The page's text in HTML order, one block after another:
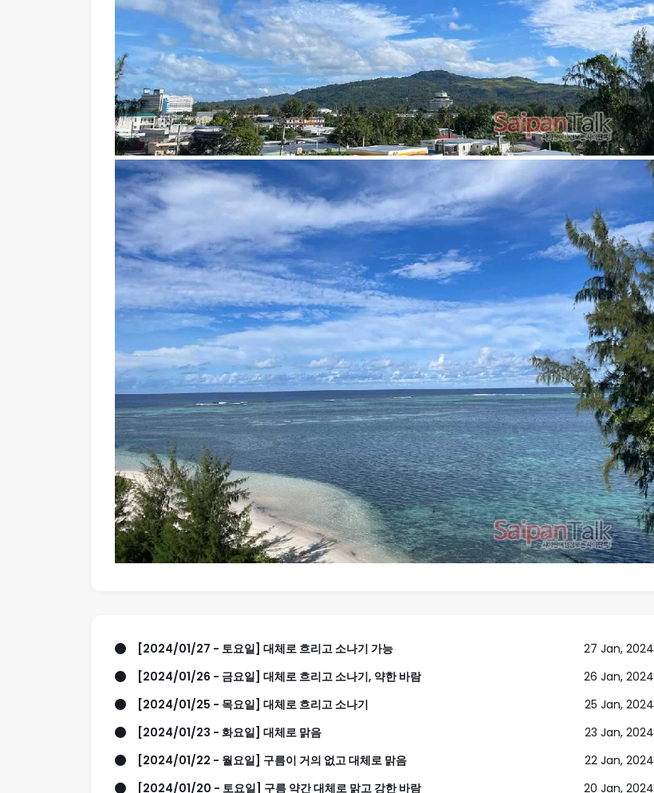
[2024/01/27 - 토요일] 대체로 흐리고 소나기 가능
27 Jan, 2024
[2024/01/26 - 금요일] 대체로 흐리고 소나기, 약한 바람
26 Jan, 2024
[2024/01/25 - 목요일] 대체로 흐리고 소나기
25 Jan, 2024
[2024/01/23 - 화요일] 대체로 맑음
23 Jan, 2024
[2024/01/22 - 월요일] 구름이 거의 없고 대체로 맑음
22 Jan, 2024
[2024/01/20 - 토요일] 구름 약간 대체로 맑고 강한 바람
20 Jan, 2024